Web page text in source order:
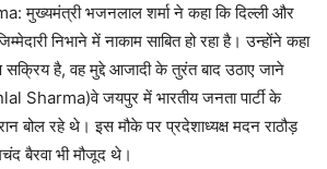
मुख्यमंत्री भजनलाल शर्मा ने कहा कि दिल्ली और
निभाने में नाकाम साबित हो रहा है। उन्होंने कहा
सक्रिय है, वह मुद्दे आजादी के तुरंत बाद उठाए जाने
Sharma)वे जयपुर में भारतीय जनता पार्टी के
बोल रहे थे। इस मौके पर प्रदेशाध्यक्ष मदन राठौड़
बैरवा भी मौजूद थे।